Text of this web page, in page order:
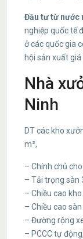
Đầu tư từ nước
nghiệp quốc tế
ở các quốc gia
hội sản xuất giá
Nhà
Ninh
DT các kho
m²,
– Chính chủ cho
– Tải trọng sàn
– Chiều cao
– Chiều cao
– Đường rộng
– PCCC tự